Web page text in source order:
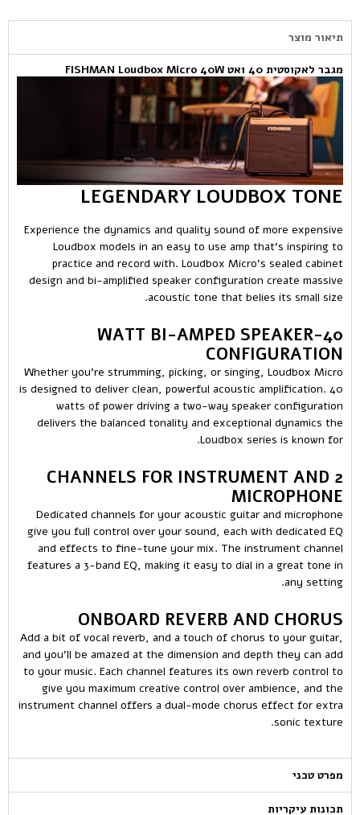
תיאור מוצר
מגבר לאקוסטית 40 ואט FISHMAN Loudbox Micro 40W
LEGENDARY LOUDBOX TONE
Experience the dynamics and quality sound of more expensive
Loudbox models in an easy to use amp that’s inspiring to
practice and record with. Loudbox Micro’s sealed cabinet
design and bi-amplified speaker configuration create massive
acoustic tone that belies its small size.
40-WATT BI-AMPED SPEAKER
CONFIGURATION
Whether you’re strumming, picking, or singing, Loudbox Micro
is designed to deliver clean, powerful acoustic amplification. 40
watts of power driving a two-way speaker configuration
delivers the balanced tonality and exceptional dynamics the
Loudbox series is known for.
2 CHANNELS FOR INSTRUMENT AND
MICROPHONE
Dedicated channels for your acoustic guitar and microphone
give you full control over your sound, each with dedicated EQ
and effects to fine-tune your mix. The instrument channel
features a 3-band EQ, making it easy to dial in a great tone in
any setting.
ONBOARD REVERB AND CHORUS
Add a bit of vocal reverb, and a touch of chorus to your guitar,
and you’ll be amazed at the dimension and depth they can add
to your music. Each channel features its own reverb control to
give you maximum creative control over ambience, and the
instrument channel offers a dual-mode chorus effect for extra
sonic texture.
מפרט טכני
תכונות עיקריות